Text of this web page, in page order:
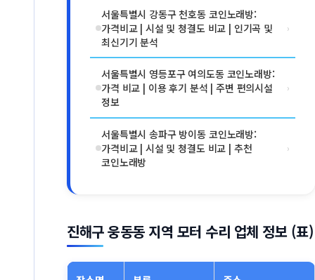
서울특별시 강동구 천호동 코인노래방:
가격비교 | 시설 및 청결도 비교 | 인기곡 및
최신기기 분석
›
서울특별시 영등포구 여의도동 코인노래방:
가격 비교 | 이용 후기 분석 | 주변 편의시설
정보
›
서울특별시 송파구 방이동 코인노래방:
가격비교 | 시설 및 청결도 비교 | 추천
코인노래방
›
진해구 웅동동 지역 모터 수리 업체 정보 (표)